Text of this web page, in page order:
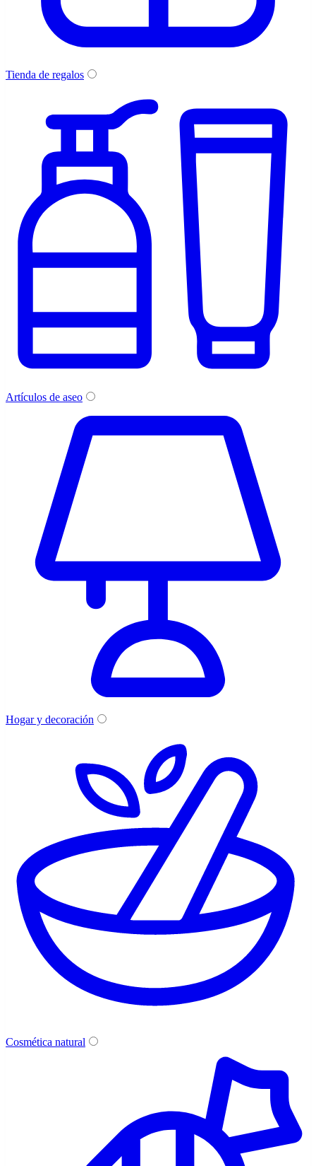
Tienda de regalos
Artículos de aseo
Hogar y decoración
Cosmética natural